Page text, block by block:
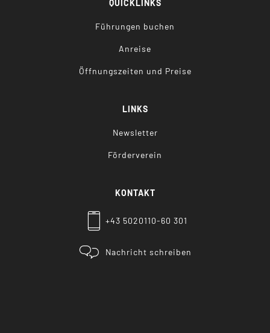
QUICKLINKS
Führungen buchen
Anreise
Öffnungszeiten und Preise
LINKS
Newsletter
Förderverein
KONTAKT
+43 5020110-60 301
Nachricht schreiben